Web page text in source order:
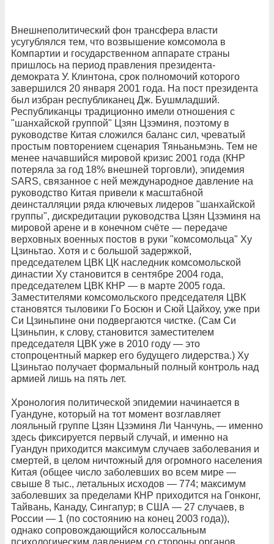
Внешнеполитический фон трансфера власти
усугублялся тем, что возвышение комсомола в
Компартии и государственном аппарате страны
пришлось на период правления президента-
демократа У. Клинтона, срок полномочий которого
завершился 20 января 2001 года. На пост президента
был избран республиканец Дж. Бушмладший.
Республиканцы традиционно имели отношения с
"шанхайской группой" Цзян Цзэминя, поэтому в
руководстве Китая сложился баланс сил, чреватый
простым повторением сценария Тяньаньмэнь. Тем не
менее начавшийся мировой кризис 2001 года (КНР
потеряла за год 18% внешней торговли), эпидемия
SARS, связанное с ней международное давление на
руководство Китая привели к масштабной
деинсталляции ряда ключевых лидеров "шанхайской
группы", дискредитации руководства Цзян Цзэминя на
мировой арене и в конечном счёте — передаче
верховных военных постов в руки "комсомольца" Ху
Цзиньтао. Хотя и с большой задержкой,
председателем ЦВК ЦК наследник комсомольской
династии Ху становится в сентябре 2004 года,
председателем ЦВК КНР — в марте 2005 года.
Заместителями комсомольского председателя ЦВК
становятся тыловики Го Босюн и Сюй Цайхоу, уже при
Си Цзиньпине они подвергаются чистке. (Сам Си
Цзиньпин, к слову, становится заместителем
председателя ЦВК уже в 2010 году — это
стопроцентный маркер его будущего лидерства.) Ху
Цзиньтао получает формальный полный контроль над
армией лишь на пять лет.
Хронология политической эпидемии начинается в
Гуандуне, который на тот момент возглавляет
лояльный группе Цзян Цзэминя Ли Чанчунь, — именно
здесь фиксируется первый случай, и именно на
Гуандун приходится максимум случаев заболевания и
смертей, в целом ничтожный для огромного населения
Китая (общее число заболевших во всем мире —
свыше 8 тыс., летальных исходов — 774; максимум
заболевших за пределами КНР приходится на Гонконг,
Тайвань, Канаду, Сингапур; в США — 27 случаев, в
России — 1 (по состоянию на конец 2003 года)),
однако сопровождающийся колоссальным
психологическим давлением со стороны органов